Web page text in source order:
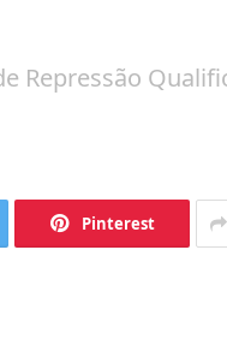
Pinterest